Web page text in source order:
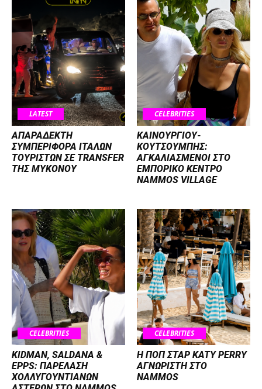
LATEST
ΑΠΑΡΑΔΕΚΤΗ
ΣΥΜΠΕΡΙΦΟΡΑ ΙΤΑΛΩΝ
ΤΟΥΡΙΣΤΩΝ ΣΕ TRANSFER
ΤΗΣ ΜΥΚΟΝΟΥ
CELEBRITIES
ΚΑΙΝΟΥΡΓΙΟΥ-
ΚΟΥΤΣΟΥΜΠΗΣ:
ΑΓΚΑΛΙΑΣΜΕΝΟΙ ΣΤΟ
ΕΜΠΟΡΙΚΟ ΚΕΝΤΡΟ
NAMMOS VILLAGE
CELEBRITIES
KIDMAN, SALDANA &
EPPS: ΠΑΡΕΛΑΣΗ
ΧΟΛΛΥΓΟΥΝΤΙΑΝΩΝ
CELEBRITIES
H ΠΟΠ ΣΤΑΡ KATY PERRY
ΑΓΝΩΡΙΣΤΗ ΣΤΟ
NAMMOS